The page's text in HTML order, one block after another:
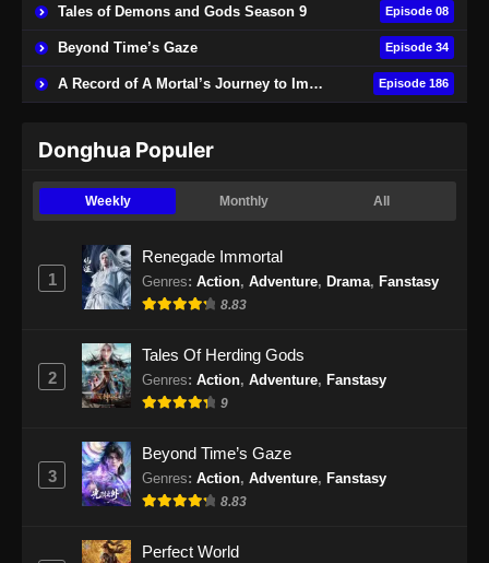
Tales of Demons and Gods Season 9 Episode 08
Beyond Time’s Gaze Episode 34
A Record of A Mortal’s Journey to Immortality Episode 186
Donghua Populer
Weekly Monthly All
1
Renegade Immortal
Genres: Action, Adventure, Drama, Fanstasy
8.83
2
Tales Of Herding Gods
Genres: Action, Adventure, Fanstasy
9
3
Beyond Time’s Gaze
Genres: Action, Adventure, Fanstasy
8.83
Perfect World